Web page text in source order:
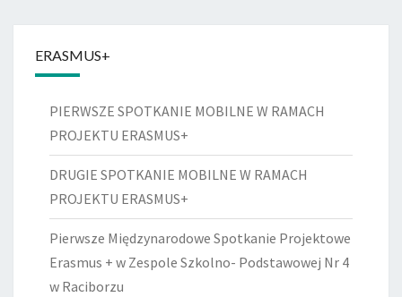
ERASMUS+
PIERWSZE SPOTKANIE MOBILNE W RAMACH
PROJEKTU ERASMUS+
DRUGIE SPOTKANIE MOBILNE W RAMACH
PROJEKTU ERASMUS+
Pierwsze Międzynarodowe Spotkanie Projektowe
Erasmus + w Zespole Szkolno- Podstawowej Nr 4
w Raciborzu